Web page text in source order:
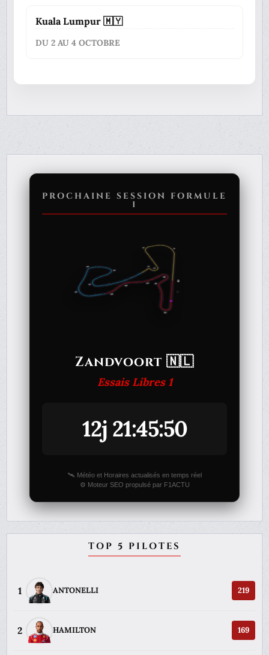
Kuala Lumpur 🇲🇾
DU 2 AU 4 OCTOBRE
PROCHAINE SESSION FORMULE
1
Zandvoort 🇳🇱
Essais Libres 1
12j 21:45:50
🛰️ Météo et Horaires actualisés en temps réel
⚙️ Moteur SEO propulsé par F1ACTU
TOP 5 PILOTES
1 ANTONELLI 219
2 HAMILTON 169